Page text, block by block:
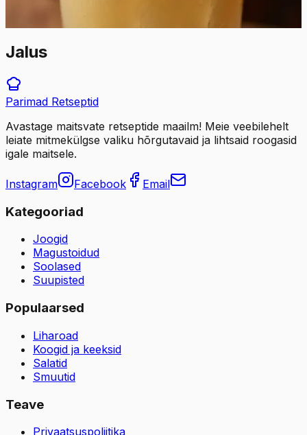
Jalus
Parimad Retseptid
Avastage maitsvate retseptide maailm! Meie veebilehelt
leiate mitmekülgse valiku hõrgutavaid ja lihtsaid roogasid
igale maitsele.
Instagram Facebook Email
Kategooriad
Joogid
Magustoidud
Soolased
Suupisted
Populaarsed
Liharoad
Koogid ja keeksid
Salatid
Smuutid
Teave
Privaatsuspoliitika